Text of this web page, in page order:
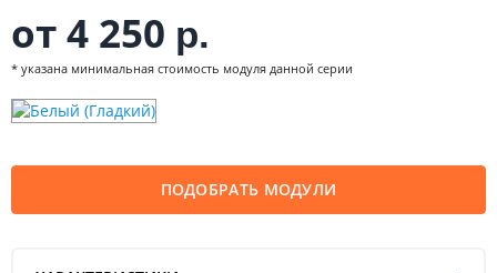
от 4 250 р.
* указана минимальная стоимость модуля данной серии
ПОДОБРАТЬ МОДУЛИ